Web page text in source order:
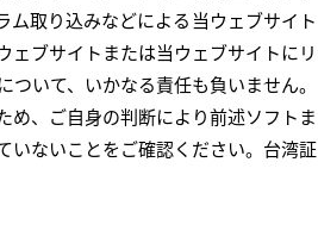
ム取り込みなどによる当ウェブサイト
ェブサイトまたは当ウェブサイトにリ
いて、いかなる責任も負いません。
め、ご自身の判断により前述ソフトま
いないことをご確認ください。台湾証